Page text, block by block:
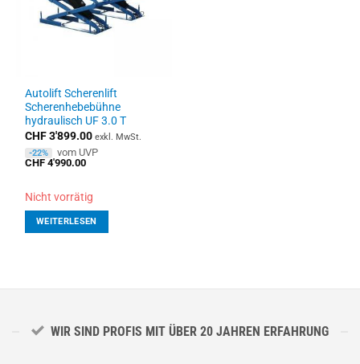
Autolift Scherenlift
Scherenhebebühne
hydraulisch UF 3.0 T
CHF3'899.00 exkl. MwSt.
-22%
vom UVP
CHF 4'990.00
Nicht vorrätig
WEITERLESEN
WIR SIND PROFIS MIT ÜBER 20 JAHREN ERFAHRUNG